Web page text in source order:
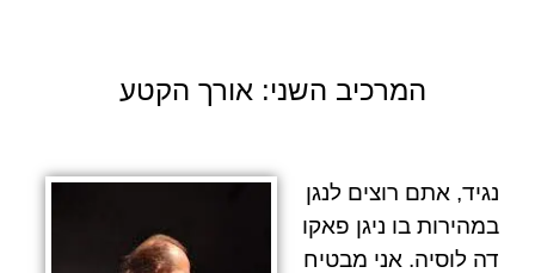
המרכיב השני: אורך הקטע
נגיד, אתם רוצים לנגן
במהירות בו ניגן פאקו
דה לוסיה. אני מבטיח